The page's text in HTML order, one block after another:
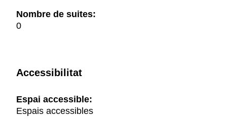
Nombre de suites:
0
Accessibilitat
Espai accessible:
Espais accessibles